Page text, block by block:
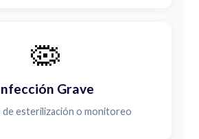
🦠
Grave
de esterilización o monitoreo